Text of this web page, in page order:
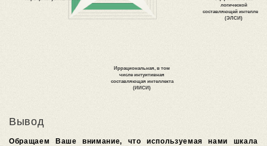
Вывод
Обращаем Ваше внимание, что используемая нами шкала